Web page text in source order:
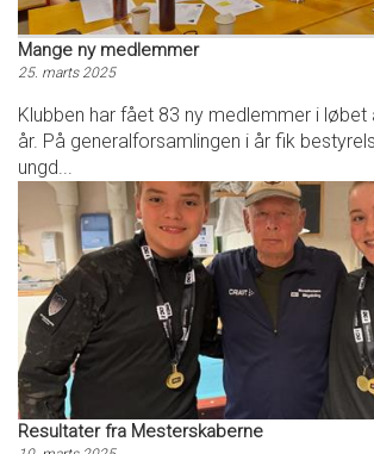
Mange ny medlemmer
25. marts 2025
Klubben har fået 83 ny medlemmer i løbet
år. På generalforsamlingen i år fik
ungd...
Resultater fra Mesterskaberne